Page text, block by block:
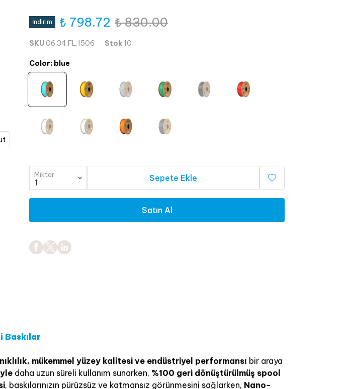
İndirim ₺ 798.72 ₺ 830.00
SKU 06.34.FL.1506 Stok 10
Color: blue
Miktar Sepete Ekle
Satın Al
Baskılar
mükemmel yüzey kalitesi ve endüstriyel performansı bir araya
daha uzun süreli kullanım sunarken, %100 geri dönüştürülmüş spool
, baskılarınızın pürüzsüz ve katmansız görünmesini sağlarken, Nano-